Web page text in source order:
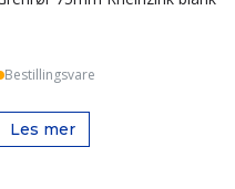
Bestillingsvare
Les mer